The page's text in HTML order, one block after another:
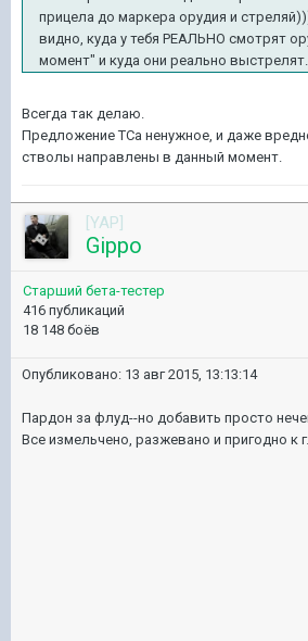
прицела до маркера орудия и
видно, куда у тебя РЕАЛЬНО смотрят
момент" и куда они реально выстрелят.
Всегда так делаю.
Предложение ТСа ненужное, и даже
стволы направлены в данный момент.
[YAP]
Gippo
Старший бета-тестер
416 публикаций
18 148 боёв
Опубликовано: 13 авг 2015, 13:13:14
Пардон за флуд--но добавить просто
Все измельчено, разжевано и пригодно к